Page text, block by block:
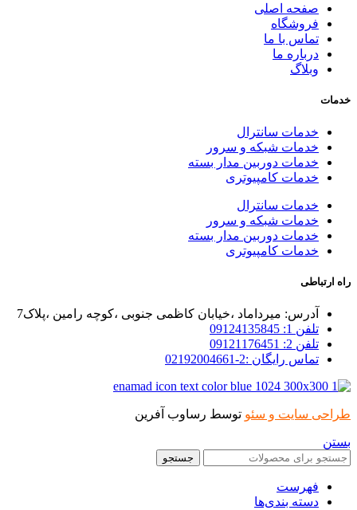
صفحه اصلی
فروشگاه
تماس با ما
درباره ما
وبلاگ
خدمات
خدمات سانترال
خدمات شبکه و سرور
خدمات دوربین مدار بسته
خدمات کامپیوتری
خدمات سانترال
خدمات شبکه و سرور
خدمات دوربین مدار بسته
خدمات کامپیوتری
راه ارتباطی
آدرس: میرداماد ،خیابان کاظمی جنوبی ،کوچه رامین ،پلاک7
تلفن 1: 09124135845
تلفن 2: 09121176451
تماس رایگان :2-02192004661
طراحی سایت و سئو توسط رساوب آفرین
بستن
جستجو
فهرست
دسته بندی‌ها